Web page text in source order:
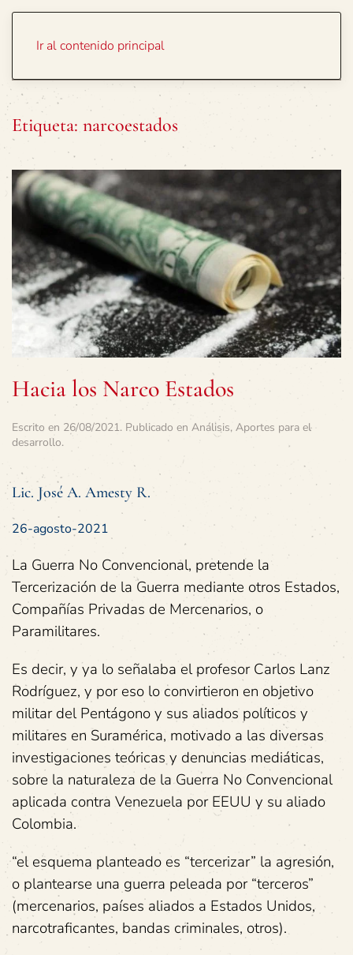
Ir al contenido principal
Etiqueta: narcoestados
Hacia los Narco Estados
Escrito en 26/08/2021. Publicado en Análisis, Aportes para el
desarrollo.
Lic. José A. Amesty R.
26-agosto-2021
La Guerra No Convencional, pretende la
Tercerización de la Guerra mediante otros Estados,
Compañías Privadas de Mercenarios, o
Paramilitares.
Es decir, y ya lo señalaba el profesor Carlos Lanz
Rodríguez, y por eso lo convirtieron en objetivo
militar del Pentágono y sus aliados políticos y
militares en Suramérica, motivado a las diversas
investigaciones teóricas y denuncias mediáticas,
sobre la naturaleza de la Guerra No Convencional
aplicada contra Venezuela por EEUU y su aliado
Colombia.
“el esquema planteado es “tercerizar” la agresión,
o plantearse una guerra peleada por “terceros”
(mercenarios, países aliados a Estados Unidos,
narcotraficantes, bandas criminales, otros).